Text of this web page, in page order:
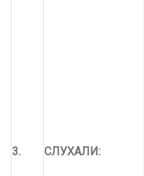
3. СЛУХАЛИ: